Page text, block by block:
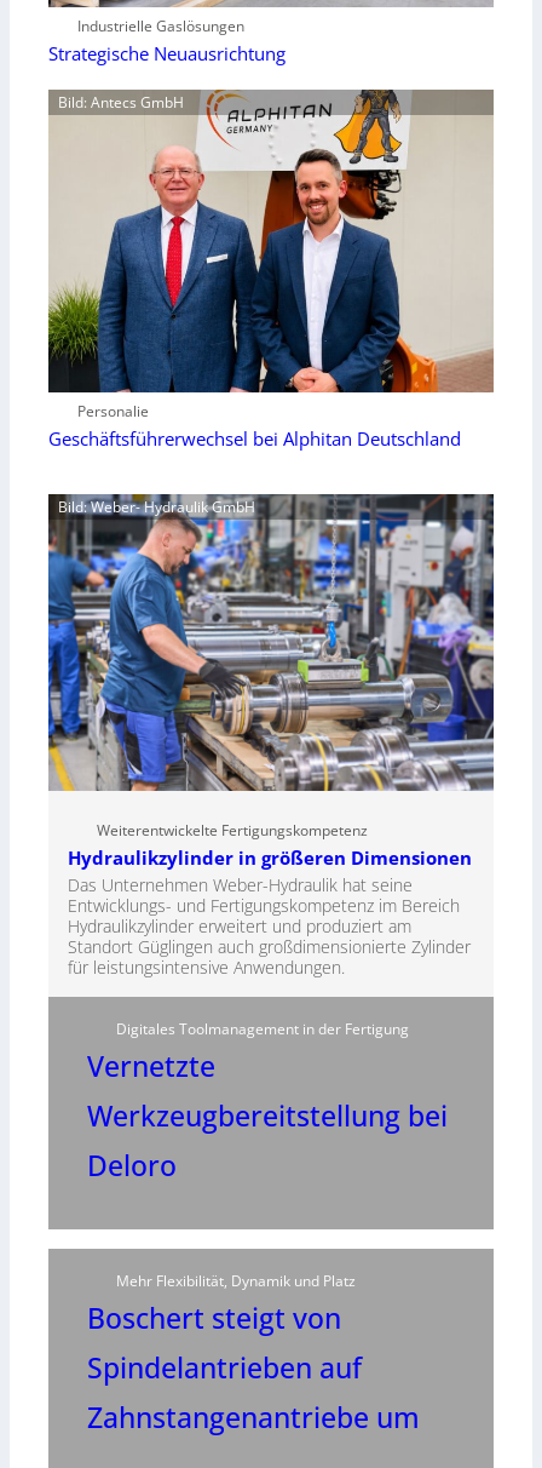
Industrielle Gaslösungen
Strategische Neuausrichtung
Bild: Antecs GmbH
Personalie
Geschäftsführerwechsel bei Alphitan Deutschland
Bild: Weber- Hydraulik GmbH
Weiterentwickelte Fertigungskompetenz
Hydraulikzylinder in größeren Dimensionen
Das Unternehmen Weber-Hydraulik hat seine
Entwicklungs- und Fertigungskompetenz im Bereich
Hydraulikzylinder erweitert und produziert am
Standort Güglingen auch großdimensionierte Zylinder
für leistungsintensive Anwendungen.
Digitales Toolmanagement in der Fertigung
Vernetzte
Werkzeugbereitstellung bei
Deloro
Mehr Flexibilität, Dynamik und Platz
Boschert steigt von
Spindelantrieben auf
Zahnstangenantriebe um